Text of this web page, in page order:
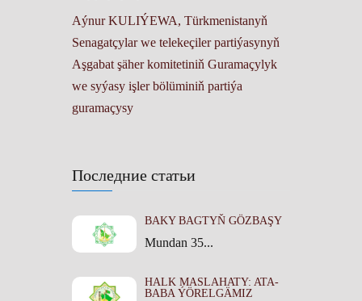
Последние статьи
BAKY BAGTYŇ GÖZBAŞY
Mundan 35...
HALK MASLAHATY: ATA-
BABA ÝÖRELGÄMIZ
Aýnur KULIÝEWA, Türkmenistanyň
Senagatçylar we telekeçiler partiýasynyň
Aşgabat şäher komitetiniň Guramaçylyk
we syýasy işler bölüminiň partiýa
guramaçysy